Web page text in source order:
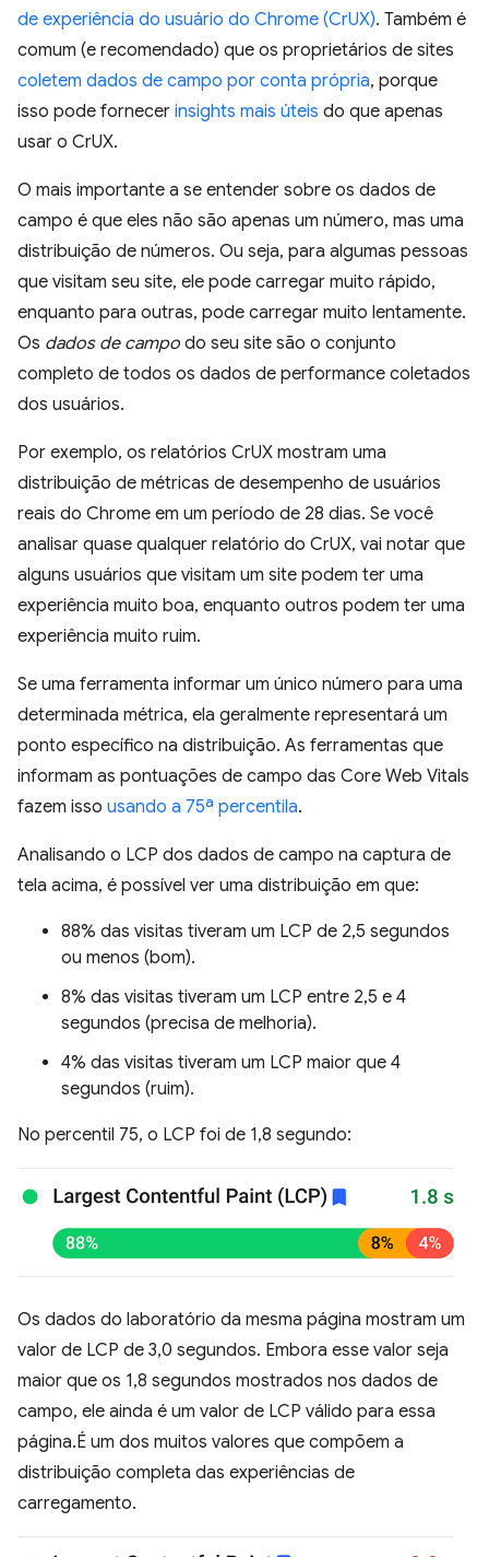
de experiência do usuário do Chrome (CrUX). Também é
comum (e recomendado) que os proprietários de sites
coletem dados de campo por conta própria, porque
isso pode fornecer insights mais úteis do que apenas
usar o CrUX.
O mais importante a se entender sobre os dados de
campo é que eles não são apenas um número, mas uma
distribuição de números. Ou seja, para algumas pessoas
que visitam seu site, ele pode carregar muito rápido,
enquanto para outras, pode carregar muito lentamente.
Os dados de campo do seu site são o conjunto
completo de todos os dados de performance coletados
dos usuários.
Por exemplo, os relatórios CrUX mostram uma
distribuição de métricas de desempenho de usuários
reais do Chrome em um período de 28 dias. Se você
analisar quase qualquer relatório do CrUX, vai notar que
alguns usuários que visitam um site podem ter uma
experiência muito boa, enquanto outros podem ter uma
experiência muito ruim.
Se uma ferramenta informar um único número para uma
determinada métrica, ela geralmente representará um
ponto específico na distribuição. As ferramentas que
informam as pontuações de campo das Core Web Vitals
fazem isso usando a 75ª percentila.
Analisando o LCP dos dados de campo na captura de
tela acima, é possível ver uma distribuição em que:
88% das visitas tiveram um LCP de 2,5 segundos
ou menos (bom).
8% das visitas tiveram um LCP entre 2,5 e 4
segundos (precisa de melhoria).
4% das visitas tiveram um LCP maior que 4
segundos (ruim).
No percentil 75, o LCP foi de 1,8 segundo:
Os dados do laboratório da mesma página mostram um
valor de LCP de 3,0 segundos. Embora esse valor seja
maior que os 1,8 segundos mostrados nos dados de
campo, ele ainda é um valor de LCP válido para essa
página.É um dos muitos valores que compõem a
distribuição completa das experiências de
carregamento.